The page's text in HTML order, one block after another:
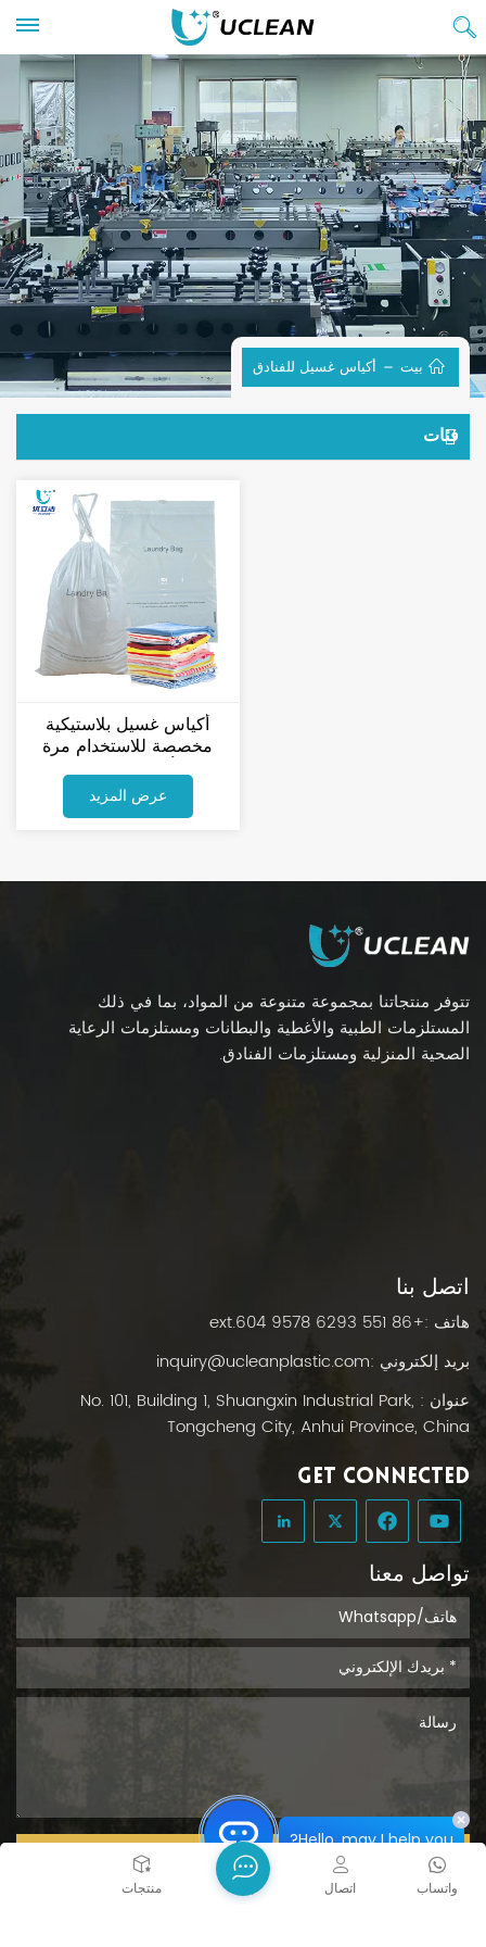
بيت أكياس غسيل للفنادق
فئات
أكياس غسيل بلاستيكية
مخصصة للاستخدام مرة
واحدة، أكياس غسيل ملابس
من البولي إيثيلين
عرض المزيد
تتوفر منتجاتنا بمجموعة متنوعة من المواد، بما في ذلك
المستلزمات الطبية والأغطية والبطانات ومستلزمات الرعاية
الصحية المنزلية ومستلزمات الفنادق.
اتصل بنا
هاتف :+86 551 6293 9578 ext.604
بريد إلكتروني :inquiry@ucleanplastic.com
عنوان : No. 101, Building 1, Shuangxin Industrial Park,
Tongcheng City, Anhui Province, China
GET CONNECTED
تواصل معنا
يُقدِّم
بيت منتجات واتساب اتصال
Hello, may I help you?